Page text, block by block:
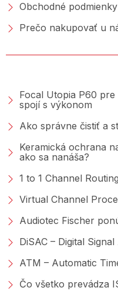
Obchodné podmienky
Prečo nakupovať u
Focal Utopia P60 pre
spojí s výkonom
Ako správne čistiť a
Keramická ochrana
ako sa nanáša?
1 to 1 Channel
Virtual Channel
Audiotec Fischer
DiSAC – Digital
ATM – Automatic
Čo všetko prevádza